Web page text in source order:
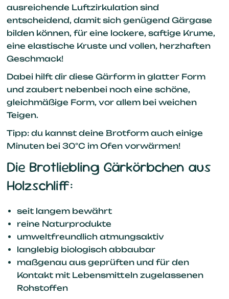
ausreichende Luftzirkulation sind
entscheidend, damit sich genügend Gärgase
bilden können, für eine lockere, saftige Krume,
eine elastische Kruste und vollen, herzhaften
Geschmack!
Dabei hilft dir diese Gärform in glatter Form
und zaubert nebenbei noch eine schöne,
gleichmäßige Form, vor allem bei weichen
Teigen.
Tipp: du kannst deine Brotform auch einige
Minuten bei 30°C im Ofen vorwärmen!
Die Brotliebling Gärkörbchen aus
Holzschliff:
seit langem bewährt
reine Naturprodukte
umweltfreundlich atmungsaktiv
langlebig biologisch abbaubar
maßgenau aus geprüften und für den
Kontakt mit Lebensmitteln zugelassenen
Rohstoffen